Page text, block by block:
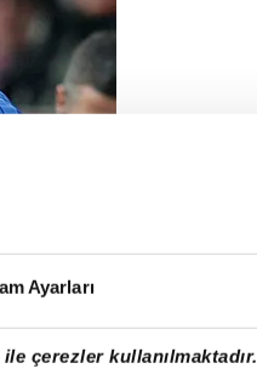
Ayarları
çerezler kullanılmaktadır.